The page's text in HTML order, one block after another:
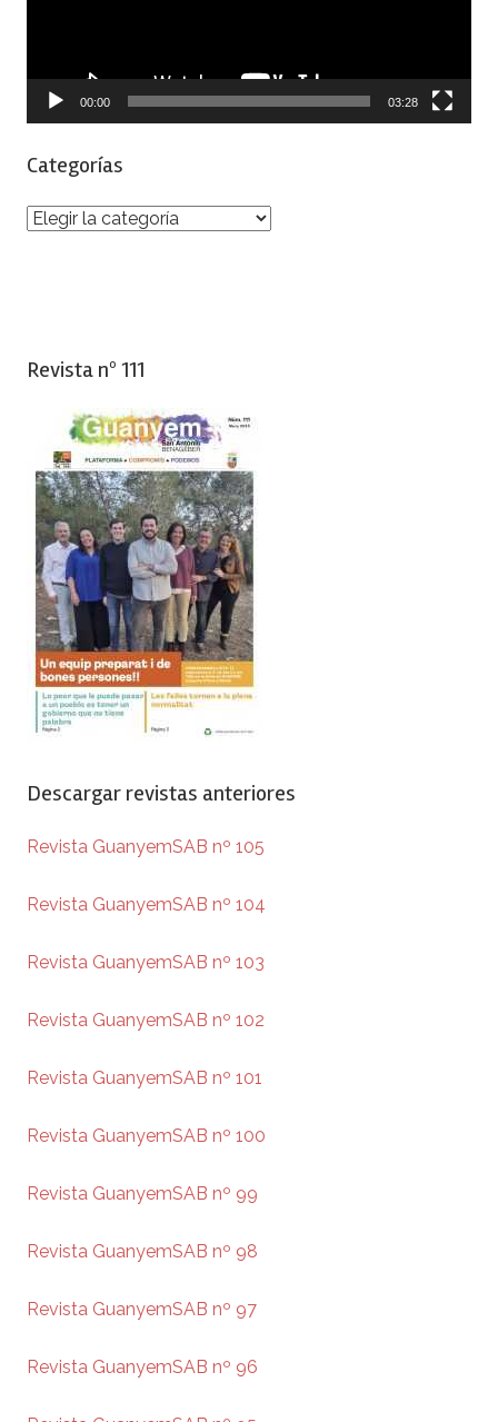
00:00 03:28
Categorías
Categorías
Revista nº 111
Descargar revistas anteriores
Revista GuanyemSAB nº 105
Revista GuanyemSAB nº 104
Revista GuanyemSAB nº 103
Revista GuanyemSAB nº 102
Revista GuanyemSAB nº 101
Revista GuanyemSAB nº 100
Revista GuanyemSAB nº 99
Revista GuanyemSAB nº 98
Revista GuanyemSAB nº 97
Revista GuanyemSAB nº 96